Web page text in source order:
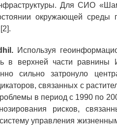
Для СИО
окружающей среды
Используя
в верхней части равнины
сильно затронуло
связанных с
в период с 1990 по
рисков,
управления